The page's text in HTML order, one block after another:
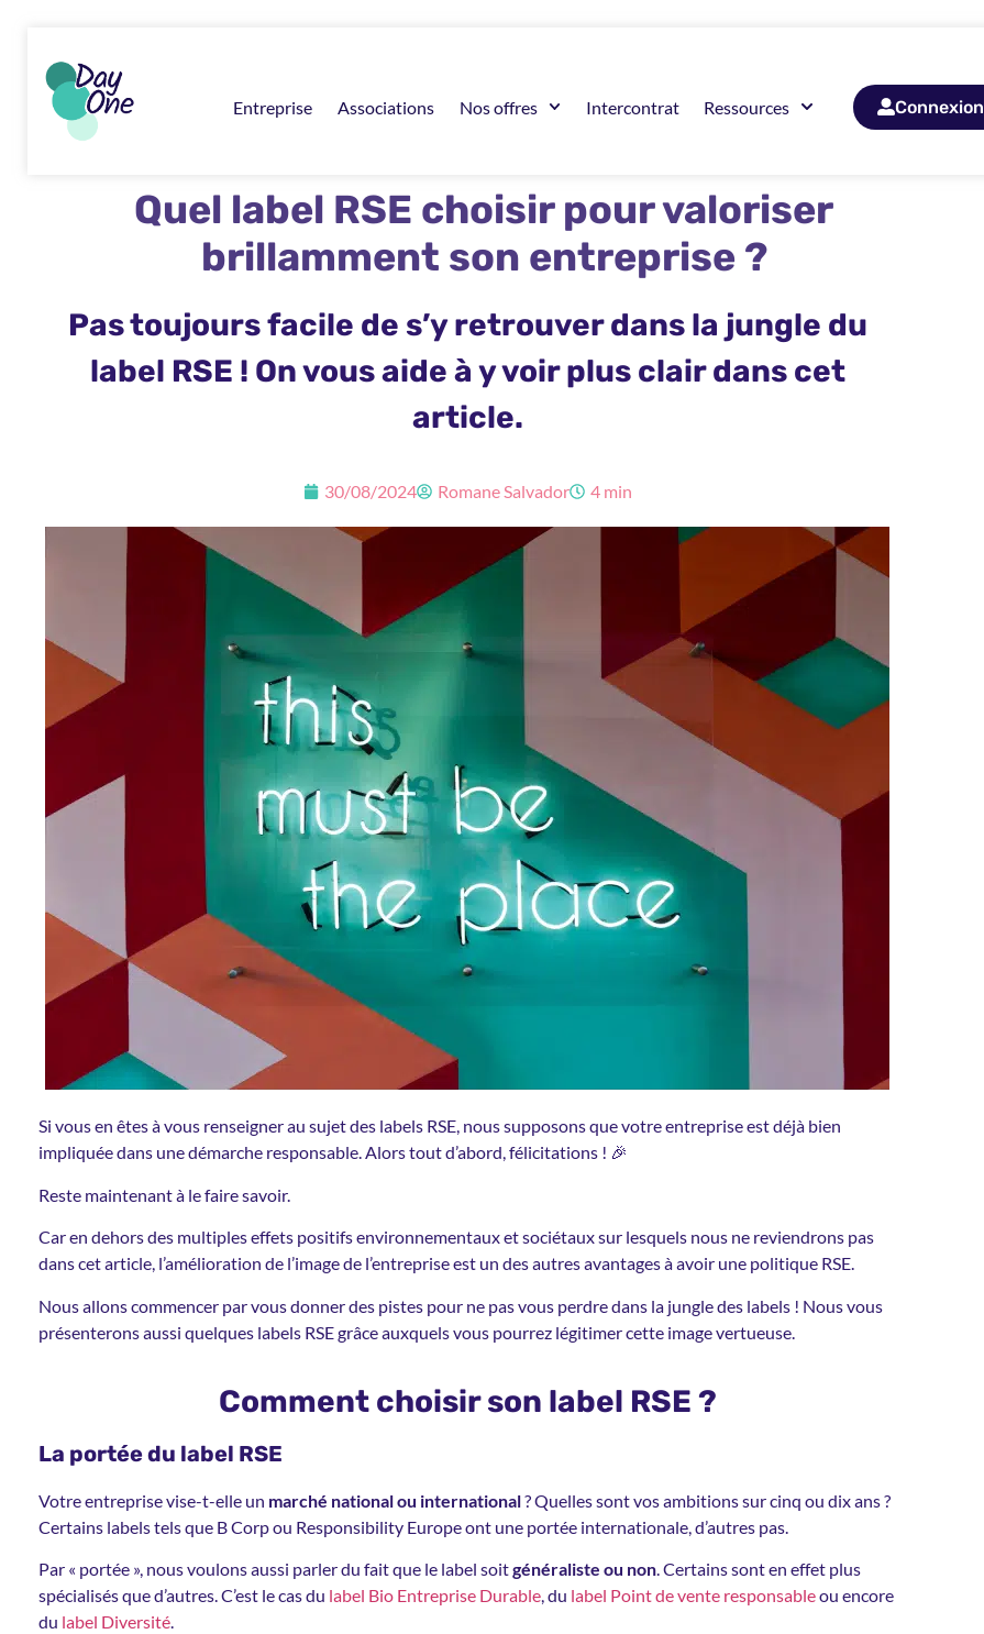
Entreprise Associations Nos offres Intercontrat Ressources Connexion
Quel label RSE choisir pour valoriser
brillamment son entreprise ?
Pas toujours facile de s’y retrouver dans la jungle du
label RSE ! On vous aide à y voir plus clair dans cet
article.
30/08/2024 Romane Salvador 4 min
Si vous en êtes à vous renseigner au sujet des labels RSE, nous supposons que votre entreprise est déjà bien
impliquée dans une démarche responsable. Alors tout d’abord, félicitations ! 🎉
Reste maintenant à le faire savoir.
Car en dehors des multiples effets positifs environnementaux et sociétaux sur lesquels nous ne reviendrons pas
dans cet article, l’amélioration de l’image de l’entreprise est un des autres avantages à avoir une politique RSE.
Nous allons commencer par vous donner des pistes pour ne pas vous perdre dans la jungle des labels ! Nous vous
présenterons aussi quelques labels RSE grâce auxquels vous pourrez légitimer cette image vertueuse.
Comment choisir son label RSE ?
La portée du label RSE
Votre entreprise vise-t-elle un marché national ou international? Quelles sont vos ambitions sur cinq ou dix ans ?
Certains labels tels que B Corp ou Responsibility Europe ont une portée internationale, d’autres pas.
Par « portée », nous voulons aussi parler du fait que le label soitgénéraliste ou non. Certains sont en effet plus
spécialisés que d’autres. C’est le cas du label Bio Entreprise Durable, du label Point de vente responsableou encore
du label Diversité.